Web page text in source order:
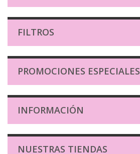
FILTROS
PROMOCIONES ESPECIALES
INFORMACIÓN
NUESTRAS TIENDAS